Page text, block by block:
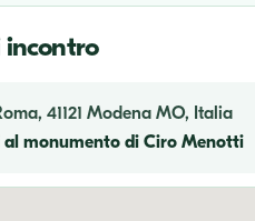
incontro
41121 Modena MO, Italia
al monumento di Ciro Menotti